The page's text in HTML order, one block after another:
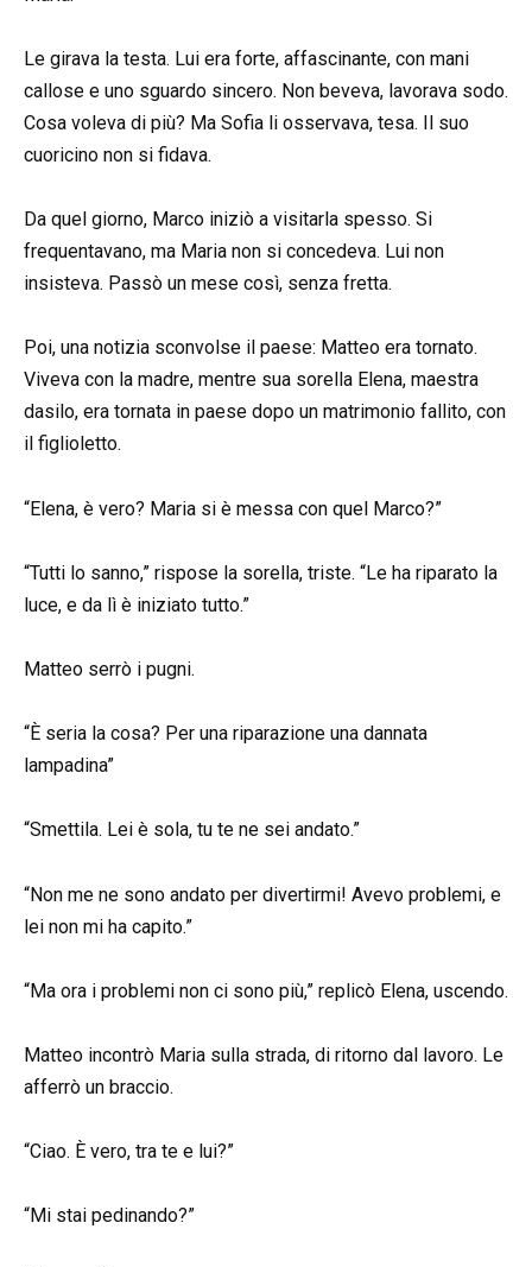
Le girava la testa. Lui era forte, affascinante, con mani
callose e uno sguardo sincero. Non beveva, lavorava sodo.
Cosa voleva di più? Ma Sofia li osservava, tesa. Il suo
cuoricino non si fidava.
Da quel giorno, Marco iniziò a visitarla spesso. Si
frequentavano, ma Maria non si concedeva. Lui non
insisteva. Passò un mese così, senza fretta.
Poi, una notizia sconvolse il paese: Matteo era tornato.
Viveva con la madre, mentre sua sorella Elena, maestra
dasilo, era tornata in paese dopo un matrimonio fallito, con
il figlioletto.
“Elena, è vero? Maria si è messa con quel Marco?”
“Tutti lo sanno,” rispose la sorella, triste. “Le ha riparato la
luce, e da lì è iniziato tutto.”
Matteo serrò i pugni.
“È seria la cosa? Per una riparazione una dannata
lampadina”
“Smettila. Lei è sola, tu te ne sei andato.”
“Non me ne sono andato per divertirmi! Avevo problemi, e
lei non mi ha capito.”
“Ma ora i problemi non ci sono più,” replicò Elena, uscendo.
Matteo incontrò Maria sulla strada, di ritorno dal lavoro. Le
afferrò un braccio.
“Ciao. È vero, tra te e lui?”
“Mi stai pedinando?”